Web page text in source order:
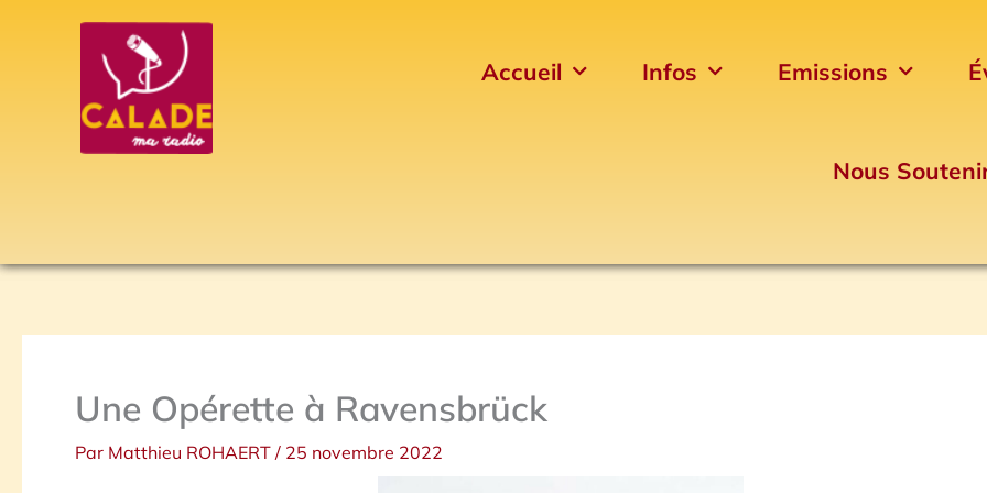
Accueil Infos Emissions
Nous
Une Opérette à Ravensbrück
Par Matthieu ROHAERT / 25 novembre 2022